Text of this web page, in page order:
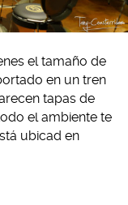
el tamaño de
en un tren
tapas de
el ambiente te
ubicad en